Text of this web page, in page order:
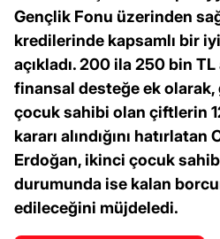
Gençlik Fonu üzerinden
kredilerinde kapsamlı bir
açıkladı. 200 ila 250 bin
finansal desteğe ek
çocuk sahibi olan çiftlerin
kararı alındığını
Erdoğan, ikinci çocuk
durumunda ise kalan
edileceğini müjdeledi.